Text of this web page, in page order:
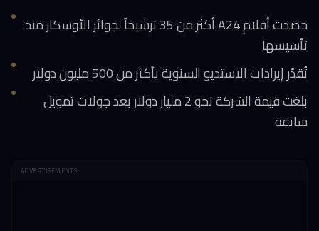
حصدت أفلام A24 أكثر من 35 ترشيحاً لجوائز الأوسكار منذ
تأسيسها
تُقدّر إيرادات الاستديو السنوية بأكثر من 500 مليون دولار
بلغت قيمة الشركة نحو 2 مليار دولار بعد جولات تمويل
سابقة
ADVERTISEMENTS